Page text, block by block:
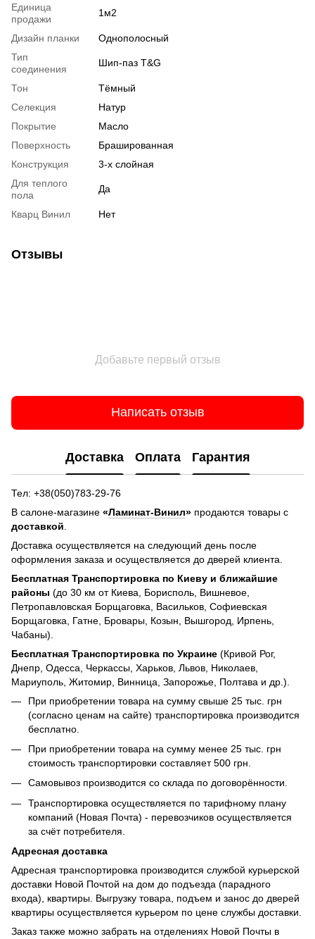
Единица
продажи
1м2
Дизайн планки
Однополосный
Тип
соединения
Шип-паз T&G
Тон
Тёмный
Селекция
Натур
Покрытие
Масло
Поверхность
Брашированная
Конструкция
3-х слойная
Для теплого
пола
Да
Кварц Винил Нет
Отзывы
Добавьте первый отзыв
Написать отзыв
Доставка Оплата Гарантия
Тел: +38(050)783-29-76
В салоне-магазине «Ламинат-Винил» продаются товары с
доставкой
Доставка осуществляется на следующий день после
оформления заказа и осуществляется до дверей клиента.
Бесплатная Транспортировка по Киеву и ближайшие
районы (до 30 км от Киева, Борисполь, Вишневое,
Петропавловская Борщаговка, Васильков, Софиевская
Борщаговка, Гатне, Бровары, Козын, Вышгород, Ирпень,
Чабаны).
Бесплатная Транспортировка по Украине (Кривой Рог,
Днепр, Одесса, Черкассы, Харьков, Львов, Николаев,
Мариуполь, Житомир, Винница, Запорожье, Полтава и др.).
При приобретении товара на сумму свыше 25 тыс. грн
(согласно ценам на сайте) транспортировка производится
бесплатно.
При приобретении товара на сумму менее 25 тыс. грн
стоимость транспортировки составляет 500 грн.
Самовывоз производится со склада по договорённости.
Транспортировка осуществляется по тарифному плану
компаний (Новая Почта) - перевозчиков осуществляется
за счёт потребителя.
Адресная доставка
Адресная транспортировка производится службой курьерской
доставки Новой Почтой на дом до подъезда (парадного
входа), квартиры. Выгрузку товара, подъем и занос до дверей
квартиры осуществляется курьером по цене службы доставки.
Заказ также можно забрать на отделениях Новой Почты в